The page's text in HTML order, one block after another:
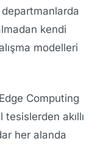
kendi
modelleri
Computing
akıllı
her alanda